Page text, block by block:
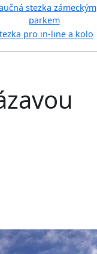
stezka zámeckým
parkem
pro in-line a kolo